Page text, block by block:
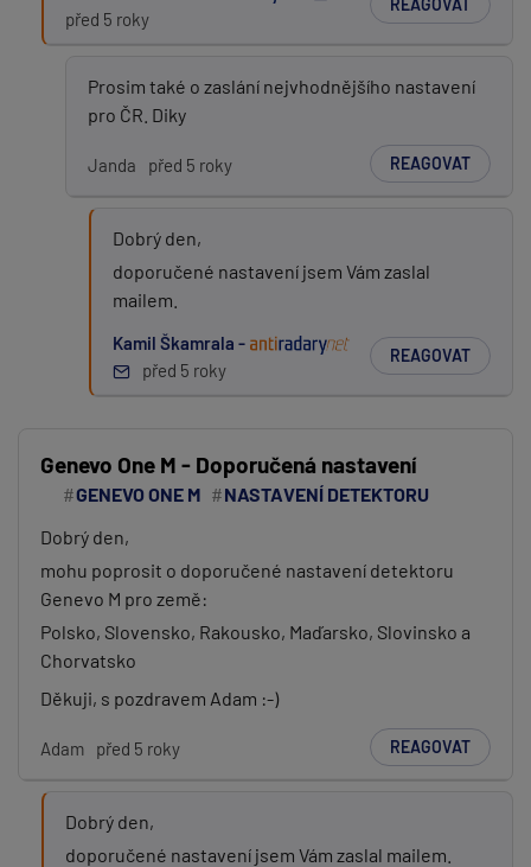
před 5 roky
REAGOVAT
Prosim také o zaslání nejvhodnějšího nastavení
pro ČR. Diky
Janda před 5 roky REAGOVAT
Dobrý den,
doporučené nastavení jsem Vám zaslal
mailem.
Kamil Škamrala -
před 5 roky
REAGOVAT
Genevo One M - Doporučená nastavení
GENEVO ONE M
NASTAVENÍ DETEKTORU
Dobrý den,
mohu poprosit o doporučené nastavení detektoru
Genevo M pro země:
Polsko, Slovensko, Rakousko, Maďarsko, Slovinsko a
Chorvatsko
Děkuji, s pozdravem Adam :-)
Adam před 5 roky REAGOVAT
Dobrý den,
doporučené nastavení jsem Vám zaslal mailem.